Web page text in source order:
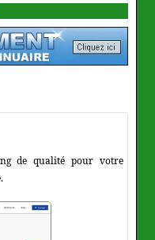
de qualité pour votre